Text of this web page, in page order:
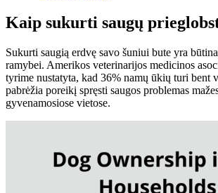
Kaip sukurti saugų
Sukurti saugią erdvę savo šuniui bute yra
ramybei. Amerikos veterinarijos medicinos
tyrime nustatyta, kad 36% namų ūkių turi bent
pabrėžia poreikį spręsti saugos problemas
gyvenamosiose vietose.